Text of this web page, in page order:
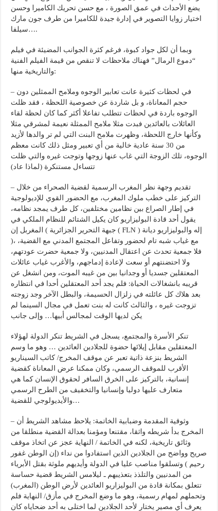
يضع الأحداث في عمق الصورة ، مع حسن تحريك الكاميرا وحسن
اختيار زوايا التصوير في إدارة جيدة للكاميرا من طرف جون مارك
سيلفا….
وبما أن لكل جواد كبوة، فرغم كثرة الجوانب المضيئة في فيلم
“دموع الرمال” فهناك ملاحظات لا تنقص من قيمة الفيلم الفنية
والتاريخية منها:
– في لحظات كثيرة عانت تعابير الوجوه وملامح الممثلين دون
حجم المعاناة، و بل شاردة عن خصوصية اللحظة ، فقد ظلت
الوجوه باردة في لحظات تتطلب تفاعلا أكثر كما كان لحظة لقاء
العائلات بالعائدين فبدت مثلا ملامح الممثلة نعيمة لمشرقي مثلا
وكأنها خارج اللحظة، وظهرت ملامح البنت التي لم تر والدها لأزيد
من 30 سنة عادية خالية من أي تعبير ومثل ذلك كانت معظم
الوجوه، تلك الزوجة التي غاب عنها زوجها وتوجت غيره والتي ظلت
تتساءل مستنكرة (لماذا عاد)
– تقديم وجهة نظر المغرب الرسمية لقضية الصحراء من خلال
التركيز على خطب ملوك المغرب، مع الحضور القوي للإديولوجية
في إطار الصراع بين نظامين مختلفين، كل طرف يمجد نظامه،
يقول أحد قادة البوليزاريو كان يكيل الشتائم للنظام الملكي في
المغربل إن ( جبهة التحرير الجزائرية ( FLN ) إله والبوليزاريو ديانة
)، مع غياب شبه تام لحضور وتفاعل المجتمع المدني مع القضية،
فلا جمعية تحدث عن اعتقال المدنيين، ولا جمعية حضرت عودتهم،
ولا احتضنتهم أو سعت لإعادة إدماجهم، والأغرب غياب عائلات
المعتقلين جسديا أو وجدانيا بين من غيبه الموت، ومن انشغل عن
قريبه بانشغالات الحياة: فلم يجد أحد المعتقلين أحدا في انتظاره
بعد هلاك كل عائلته في زلزال الحسيمة، والبطل الآخر وجد زوجته
تزوجت غيره ، والثالث كانت له بنت تعمل في مجال السينما لم
يكن لديها الوقت لمجالس أبيها… وإلى جانب
تنكر الأسرة والمجتمع، يسجل في الشريط تنكر الدولة لهؤلاء
المعتقلين مقابل إيلائها حضوة للجلادين العائدين … وهو ما وسم
الشريط بنزعة ذاتية تعبر عن موقف المخرج/ كاتب السيناريو
الأقرب للموقف الرسمي، وكان ممكنا عرض المعاناة كقضية
إنسانية، بالتركيز على الخرق السافر لحقوق الإنسان كما هي
متعارف عليها دوليا وإنسانيا والتخفيف من الطرح الرسمي
والأيديولوجي للقضية…
– وثوقية المقدمة وضبابية الخاتمة: يلاحظ مشاهد الشريط أن
المخرج بدأ شريطه واثقا، مقتنعا ومؤمنا بعدالة القضية منطلقا من
وثائق تاريخية، لكنه في الخاتمة / النهاية عجز عن اتخاذ موقف
صريح وواضح من الجلادين الذين استفادوا من نداء (إن الوطن غفور
رحيم ) وتسلقوا مناصب عليا في الدولة وأيديهم ملوثة بقتل الأبرياء
من المدنيين والتلذذ بتعذيبهم ـ ليلامس الشريط قضية حساسة
تتعلق بمكانة قادة من البوليزاريو العائدين لأرض الوطن (المغرب)
وتحملهم لمهام رسمية، وهو ما وضع المخرج في مأزق/ النهاية فلم
يعرف أي مصير يختار لأحد الجلادين لما اختلى به أحد ضحاياه كان